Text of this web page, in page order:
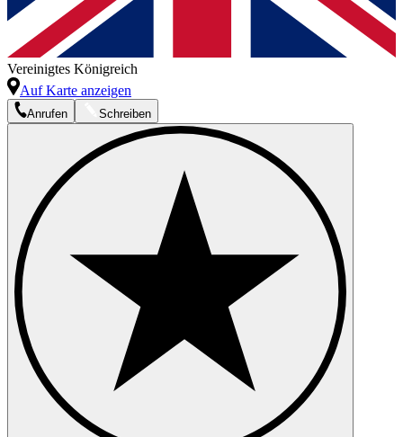
Vereinigtes Königreich
Auf Karte anzeigen
Anrufen Schreiben